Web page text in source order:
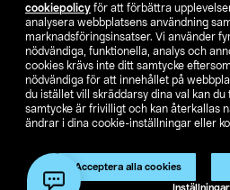
cookiepolicy för att förbättra
analysera webbplatsens användning
marknadsföringsinsatser. Vi använder
nödvändiga, funktionella, analys och
cookies krävs inte ditt samtycke
nödvändiga för att innehållet på
du istället vill skräddarsy dina val kan du
samtycke är frivilligt och kan återkallas
ändrar i dina cookie-inställningar eller
Acceptera alla cookies
Inställningar
Hitta
SE NO